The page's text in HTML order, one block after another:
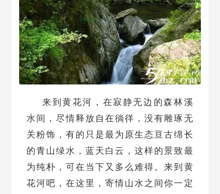
来到黄花河，在寂静无边的森林溪
水间，尽情释放自在徜徉，没有雕琢无
关粉饰，有的只是最为原生态亘古绵长
的青山绿水，蓝天白云，这样的景致最
为纯朴，可在当下又多么难得。来到黄
花河吧，在这里，寄情山水之间你一定